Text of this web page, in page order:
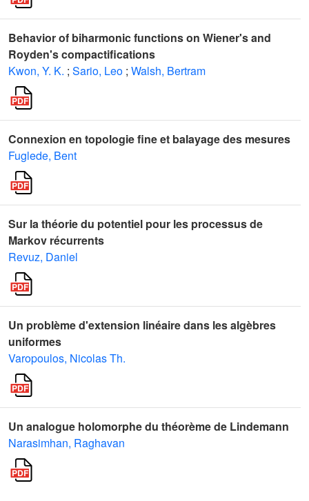
Behavior of biharmonic functions on Wiener's and
Royden's compactifications
Kwon, Y. K. ; Sario, Leo ; Walsh, Bertram
Connexion en topologie fine et balayage des mesures
Fuglede, Bent
Sur la théorie du potentiel pour les processus de
Markov récurrents
Revuz, Daniel
Un problème d'extension linéaire dans les algèbres
uniformes
Varopoulos, Nicolas Th.
Un analogue holomorphe du théorème de Lindemann
Narasimhan, Raghavan